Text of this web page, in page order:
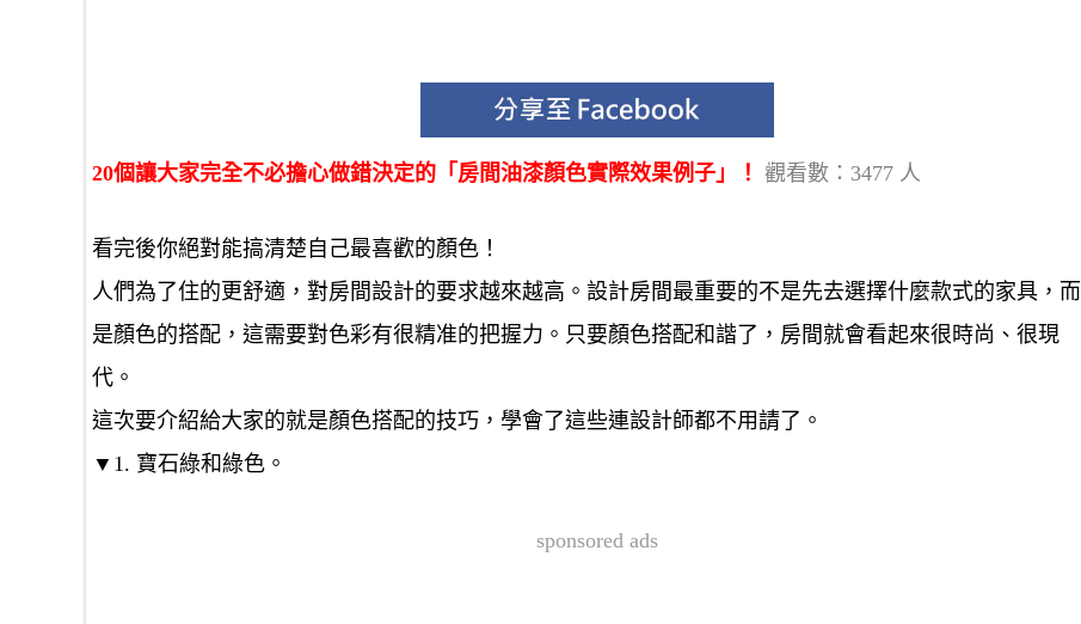
20個讓大家完全不必擔心做錯決定的「房間油漆顏色實際效果例子」！ 觀看數：3477 人
看完後你絕對能搞清楚自己最喜歡的顏色！
人們為了住的更舒適，對房間設計的要求越來越高。設計房間最重要的不是先去選擇什麼款式的家具，而
是顏色的搭配，這需要對色彩有很精准的把握力。只要顏色搭配和諧了，房間就會看起來很時尚、很現
代。
這次要介紹給大家的就是顏色搭配的技巧，學會了這些連設計師都不用請了。
▼1. 寶石綠和綠色。
sponsored ads